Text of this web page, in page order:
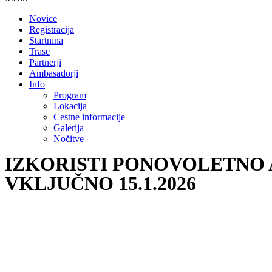
Novice
Registracija
Startnina
Trase
Partnerji
Ambasadorji
Info
Program
Lokacija
Cestne informacije
Galerija
Nočitve
IZKORISTI PONOVOLETNO
VKLJUČNO 15.1.2026